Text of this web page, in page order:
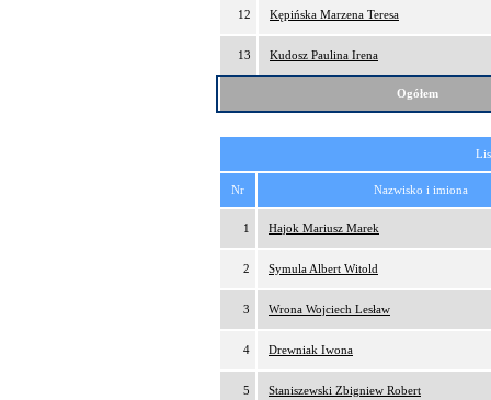
12 Kępińska Marzena Teresa
13 Kudosz Paulina Irena
Ogółem
Nr Nazwisko i imiona
1 Hajok Mariusz Marek
2 Symula Albert Witold
3 Wrona Wojciech Lesław
4 Drewniak Iwona
5 Staniszewski Zbigniew Robert